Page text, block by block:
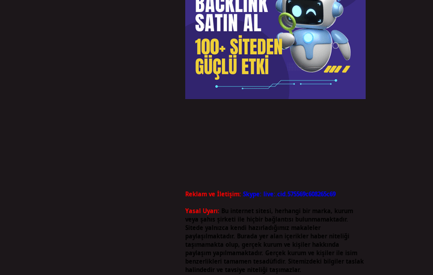
Reklam ve İletişim: Skype: live:.cid.575569c608265c69
Yasal Uyarı: Bu internet sitesi, herhangi bir marka, kurum
veya şahıs şirketi ile hiçbir bağlantısı bulunmamaktadır.
Sitede yalnızca kendi hazırladığımız makaleler
paylaşılmaktadır. Burada yer alan içerikler haber niteliği
taşımamakta olup, gerçek kurum ve kişiler hakkında
paylaşım yapılmamaktadır. Gerçek kurum ve kişiler ile isim
benzerlikleri tamamen tesadüfidir. Sitemizdeki bilgiler taslak
halindedir ve tavsiye niteliği taşımazlar.